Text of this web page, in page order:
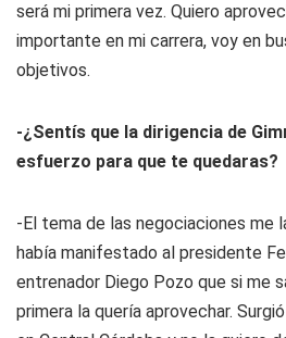
será mi primera vez. Quiero
importante en mi carrera, voy en
objetivos.
-¿Sentís que la dirigencia de
esfuerzo para que te quedaras?
-El tema de las negociaciones me
había manifestado al presidente
entrenador Diego Pozo que si me
primera la quería aprovechar.